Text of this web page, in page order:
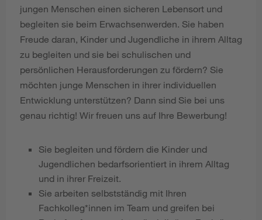
jungen Menschen einen sicheren Lebensort und
begleiten sie beim Erwachsenwerden. Sie haben
Freude daran, Kinder und Jugendliche in ihrem Alltag
zu begleiten und sie bei schulischen und
persönlichen Herausforderungen zu fördern? Sie
möchten junge Menschen in ihrer individuellen
Entwicklung unterstützen? Dann sind Sie bei uns
genau richtig! Wir freuen uns auf Ihre Bewerbung!
Sie begleiten und fördern die Kinder und
Jugendlichen bedarfsorientiert in ihrem Alltag
und in ihrer Freizeit.
Sie arbeiten selbstständig mit Ihren
Fachkolleg*innen im Team und greifen bei